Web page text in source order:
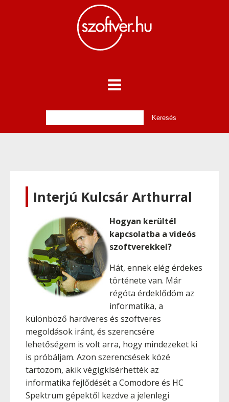
Interjú Kulcsár Arthurral
Hogyan kerültél
kapcsolatba a videós
szoftverekkel?
Hát, ennek elég érdekes
története van. Már
régóta érdeklődöm az
informatika, a
különböző hardveres és szoftveres
megoldások iránt, és szerencsére
lehetőségem is volt arra, hogy mindezeket ki
is próbáljam. Azon szerencsések közé
tartozom, akik végigkísérhették az
informatika fejlődését a Comodore és HC
Spektrum gépektől kezdve a jelenlegi